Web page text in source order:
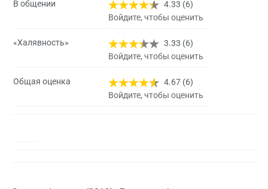
В общении
4.33 (6)
Войдите, чтобы оценить
«Халявность»
3.33 (6)
Войдите, чтобы оценить
Общая оценка
4.67 (6)
Войдите, чтобы оценить